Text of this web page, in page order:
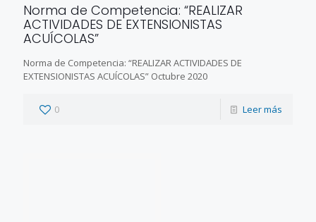
Norma de Competencia: “REALIZAR
ACTIVIDADES DE EXTENSIONISTAS
ACUÍCOLAS”
Norma de Competencia: “REALIZAR ACTIVIDADES DE
EXTENSIONISTAS ACUÍCOLAS” Octubre 2020
0 Leer más